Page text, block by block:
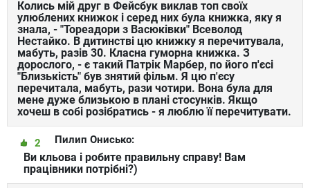
Колись мій друг в Фейсбук виклав топ своїх
улюблених книжок і серед них була книжка, яку я
знала, - "Тореадори з Васюківки" Всеволод
Нестайко. В дитинстві цю книжку я перечитувала,
мабуть, разів 30. Класна гуморна книжка. З
дорослого, - є такий Патрік Марбер, по його п'єсі
"Близькість" був знятий фільм. Я цю п'єсу
перечитала, мабуть, рази чотири. Вона була для
мене дуже близькою в плані стосунків. Якщо
хочеш в собі розібратись - я люблю її перечитувати.
Пилип Онисько:
2
Ви кльова і робите правильну справу! Вам
працівники потрібні?)